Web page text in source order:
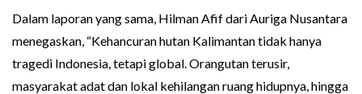
Dalam laporan yang sama, Hilman Afif dari Auriga Nusantara
menegaskan, “Kehancuran hutan Kalimantan tidak hanya
tragedi Indonesia, tetapi global. Orangutan terusir,
masyarakat adat dan lokal kehilangan ruang hidupnya, hingga